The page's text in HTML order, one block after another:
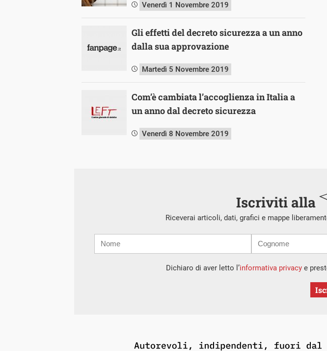
Venerdì 1 Novembre 2019
Gli effetti del decreto sicurezza a un anno
dalla sua approvazione
Martedì 5 Novembre 2019
Com’è cambiata l’accoglienza in Italia a
un anno dal decreto sicurezza
Venerdì 8 Novembre 2019
Iscriviti alla
Riceverai articoli, dati, grafici e mappe
mail
Dichiaro di aver letto l’informativa privacye